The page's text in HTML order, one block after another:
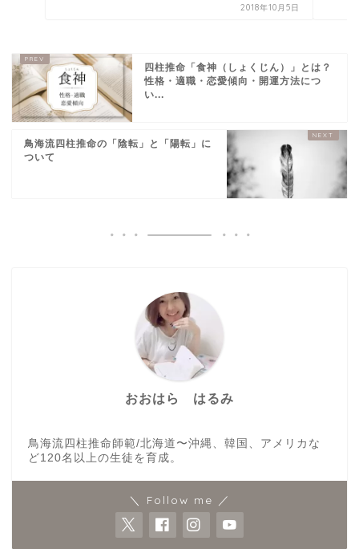
2018年10月5日
四柱推命「食神（しょくじん）」とは？
性格・適職・恋愛傾向・開運方法につ
い...
鳥海流四柱推命の「陰転」と「陽転」に
ついて
おおはら はるみ
鳥海流四柱推命師範/北海道〜沖縄、韓国、アメリカな
ど120名以上の生徒を育成。
＼ Follow me ／